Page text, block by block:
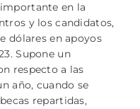
en la
y los candidatos,
dólares en apoyos
Supone un
respecto a las
año, cuando se
repartidas,